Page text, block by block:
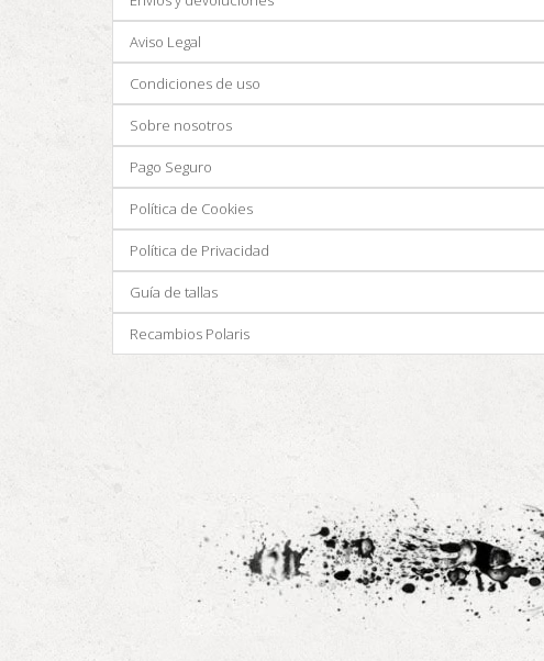
Aviso Legal
Condiciones de uso
Sobre nosotros
Pago Seguro
Política de Cookies
Política de Privacidad
Guía de tallas
Recambios Polaris